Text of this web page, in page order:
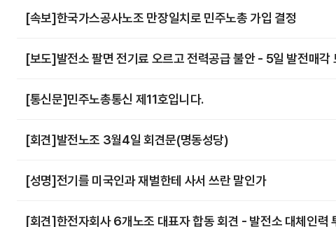
[속보]한국가스공사노조 만장일치로 민주노총 가입 결정
[보도]발전소 팔면 전기료 오르고 전력공급 불안 - 5일 발전매각
[통신문]민주노총통신 제11호입니다.
[회견]발전노조 3월4일 회견문(명동성당)
[성명]전기를 미국인과 재벌한테 사서 쓰란 말인가
[회견]한전자회사 6개노조 대표자 합동 회견 - 발전소 대체인력